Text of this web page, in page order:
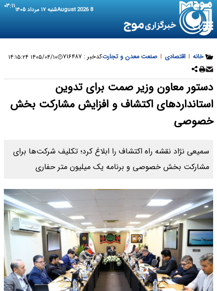
8 August 2026 شنبه ۱۷ مرداد ۱۴۰۵ ۰۳:۱۱
خانه | اقتصادی | صنعت معدن و تجارتکدخبر : ۷۱۶۴۸۷ ۱۴۰۵/۰۴/۱۰ ۱۴:۱۵:۲۴
دستور معاون وزیر صمت برای تدوین
استانداردهای اکتشاف و افزایش مشارکت بخش
خصوصی
سمیعی‌ نژاد نقشه راه اکتشاف را ابلاغ کرد؛ تکلیف شرکت‌ها برای
مشارکت بخش خصوصی و برنامه یک میلیون متر حفاری